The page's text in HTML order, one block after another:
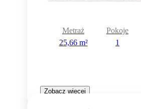
Metraż
25,66 m²
Pokoje
1
Zobacz więcej